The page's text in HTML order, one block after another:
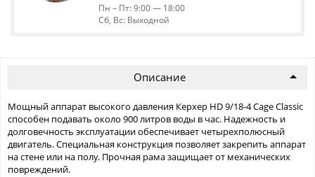
Пн – Пт: 9:00 — 18:00
Сб, Вс: Выходной
Описание
Мощный аппарат высокого давления Керхер HD 9/18-4 Cage Classic
способен подавать около 900 литров воды в час. Надежность и
долговечность эксплуатации обеспечивает четырехполюсный
двигатель. Специальная конструкция позволяет закрепить аппарат
на стене или на полу. Прочная рама защищает от механических
повреждений.